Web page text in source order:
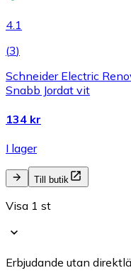
4.1
(3)
Schneider Electric
Snabb Jordat vit
134 kr
I lager
Till butik
Visa 1 st
Erbjudande utan